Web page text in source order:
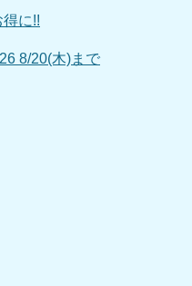
に!!
8/20(木)まで